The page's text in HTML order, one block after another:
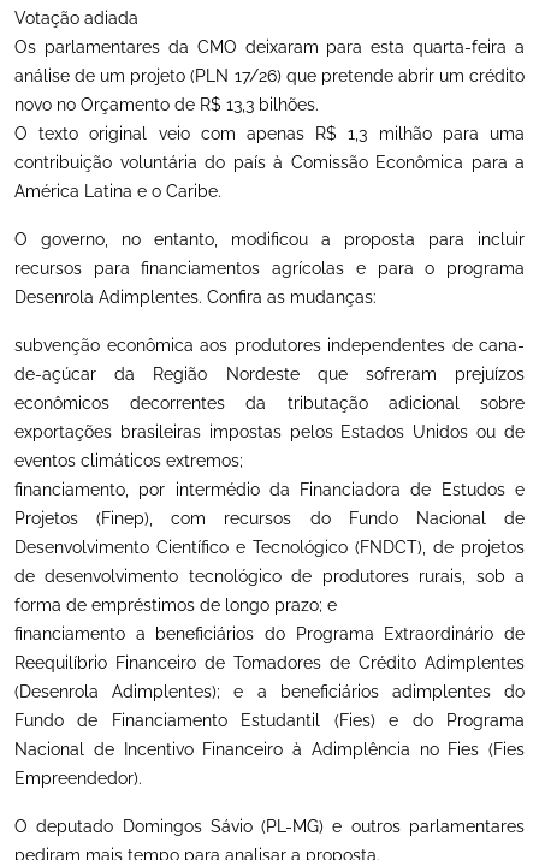
Votação adiada
Os parlamentares da CMO deixaram para esta quarta-feira a
análise de um projeto (PLN 17/26) que pretende abrir um crédito
novo no Orçamento de R$ 13,3 bilhões.
O texto original veio com apenas R$ 1,3 milhão para uma
contribuição voluntária do país à Comissão Econômica para a
América Latina e o Caribe.
O governo, no entanto, modificou a proposta para incluir
recursos para financiamentos agrícolas e para o programa
Desenrola Adimplentes. Confira as mudanças:
subvenção econômica aos produtores independentes de cana-
de-açúcar da Região Nordeste que sofreram prejuízos
econômicos decorrentes da tributação adicional sobre
exportações brasileiras impostas pelos Estados Unidos ou de
eventos climáticos extremos;
financiamento, por intermédio da Financiadora de Estudos e
Projetos (Finep), com recursos do Fundo Nacional de
Desenvolvimento Científico e Tecnológico (FNDCT), de projetos
de desenvolvimento tecnológico de produtores rurais, sob a
forma de empréstimos de longo prazo; e
financiamento a beneficiários do Programa Extraordinário de
Reequilíbrio Financeiro de Tomadores de Crédito Adimplentes
(Desenrola Adimplentes); e a beneficiários adimplentes do
Fundo de Financiamento Estudantil (Fies) e do Programa
Nacional de Incentivo Financeiro à Adimplência no Fies (Fies
Empreendedor).
O deputado Domingos Sávio (PL-MG) e outros parlamentares
pediram mais tempo para analisar a proposta.